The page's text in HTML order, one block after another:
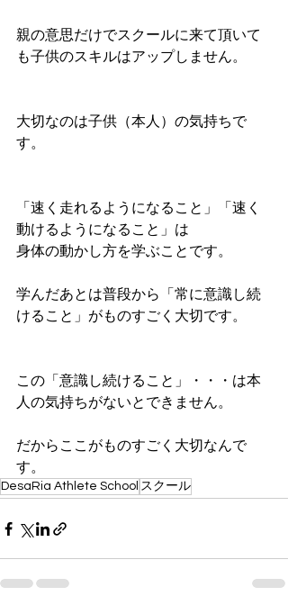
親の意思だけでスクールに来て頂いて
も子供のスキルはアップしません。
大切なのは子供（本人）の気持ちで
す。
「速く走れるようになること」「速く
動けるようになること」は
身体の動かし方を学ぶことです。
学んだあとは普段から「常に意識し続
けること」がものすごく大切です。
この「意識し続けること」・・・は本
人の気持ちがないとできません。
だからここがものすごく大切なんで
す。
DesaRia Athlete School スクール